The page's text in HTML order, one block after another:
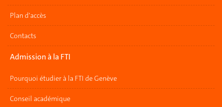
Plan d'accès
Contacts
Admission à la FTI
Pourquoi étudier à la FTI de Genève
Conseil académique